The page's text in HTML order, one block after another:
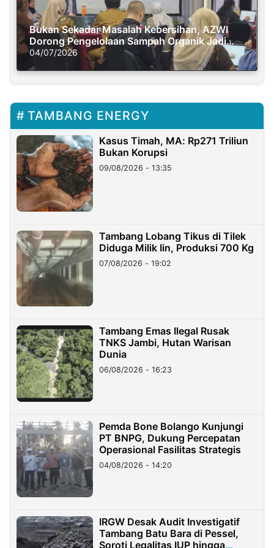
Bukan Sekadar Masalah Kebersihan, AZWI
Dorong Pengelolaan Sampah Organik Jadi
Solusi Krisis Iklim
04/07/2026
TAMBANG ENERGY
Kasus Timah, MA: Rp271 Triliun
Bukan Korupsi
09/08/2026 - 13:35
Tambang Lobang Tikus di Tilek
Diduga Milik Iin, Produksi 700 Kg
07/08/2026 - 19:02
Tambang Emas Ilegal Rusak
TNKS Jambi, Hutan Warisan
Dunia
06/08/2026 - 16:23
Pemda Bone Bolango Kunjungi
PT BNPG, Dukung Percepatan
Operasional Fasilitas Strategis
04/08/2026 - 14:20
IRGW Desak Audit Investigatif
Tambang Batu Bara di Pessel,
Soroti Legalitas IUP hingga